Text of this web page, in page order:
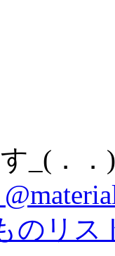
_(．．
のリス